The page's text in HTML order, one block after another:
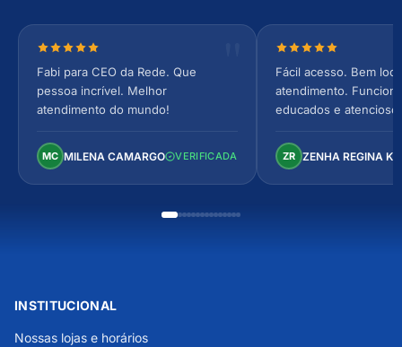
Nota 5 de 5 estrelas
Fabi para CEO da Rede. Que
pessoa incrível. Melhor
atendimento do mundo!
MC MILENA CAMARGO VERIFICADA
Nota 5 de 5
Fácil acesso. Bem
atendimento.
educados e
Perfeito!
ZR ZENHA REGINA
INSTITUCIONAL
Nossas lojas e horários